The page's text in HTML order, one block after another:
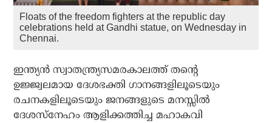
Floats of the freedom fighters at the republic day
celebrations held at Gandhi statue, on Wednesday in
Chennai.
ഇന്ത്യന്‍ സ്വാതന്ത്ര്യസമരകാലത്ത് തന്റെ
ഉജ്ജ്വലമായ ദേശഭക്തി ഗാനങ്ങളിലൂടെയും
രചനകളിലൂടെയും ജനങ്ങളുടെ മനസ്സില്‍
ദേശസ്നേഹം ആളിക്കത്തിച്ച മഹാകവി